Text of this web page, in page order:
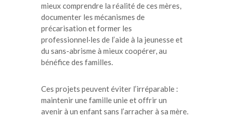
mieux comprendre la réalité de ces mères,
documenter les mécanismes de
précarisation et former les
professionnel·les de l’aide à la jeunesse et
du sans-abrisme à mieux coopérer, au
bénéfice des familles.
Ces projets peuvent éviter l’irréparable :
maintenir une famille unie et offrir un
avenir à un enfant sans l’arracher à sa mère.